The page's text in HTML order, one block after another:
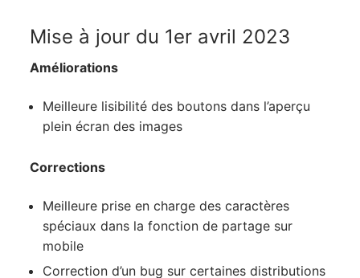
Mise à jour du 1er avril 2023
Améliorations
Meilleure lisibilité des boutons dans l’aperçu
plein écran des images
Corrections
Meilleure prise en charge des caractères
spéciaux dans la fonction de partage sur
mobile
Correction d’un bug sur certaines distributions